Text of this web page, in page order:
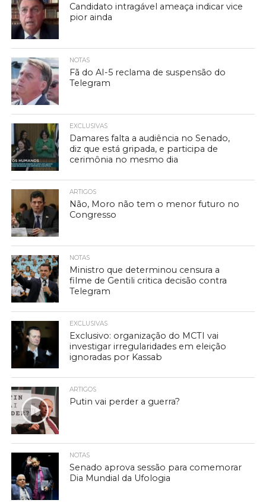
Candidato intragável ameaça indicar vice
pior ainda
NOTAS
Fã do AI-5 reclama de suspensão do
Telegram
EXCLUSIVAS
Damares falta a audiência no Senado,
diz que está gripada, e participa de
cerimônia no mesmo dia
ARTIGOS
Não, Moro não tem o menor futuro no
Congresso
NOTAS
Ministro que determinou censura a
filme de Gentili critica decisão contra
Telegram
EXCLUSIVAS
Exclusivo: organização do MCTI vai
investigar irregularidades em eleição
ignoradas por Kassab
ARTIGOS
Putin vai perder a guerra?
NOTAS
Senado aprova sessão para comemorar
Dia Mundial da Ufologia